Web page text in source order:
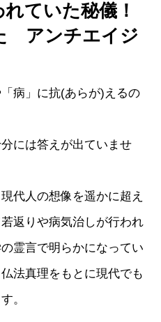
ていた秘儀！
アンチエイジ
病」に抗(あらが)えるの
には答えが出ていませ
代人の想像を遥かに超え
返りや病気治しが行われ
霊言で明らかになってい
法真理をもとに現代でも
。